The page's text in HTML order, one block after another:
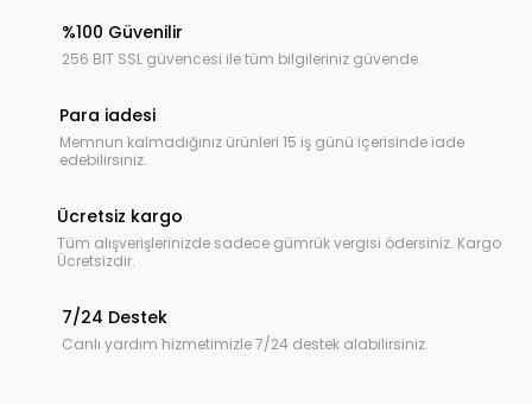
%100 Güvenilir
256 BIT SSL güvencesi ile tüm bilgileriniz güvende.
Para iadesi
Memnun kalmadığınız ürünleri 15 iş günü içerisinde iade
edebilirsiniz.
Ücretsiz kargo
Tüm alışverişlerinizde sadece gümrük vergisi ödersiniz. Kargo
Ücretsizdir.
7/24 Destek
Canlı yardım hizmetimizle 7/24 destek alabilirsiniz.